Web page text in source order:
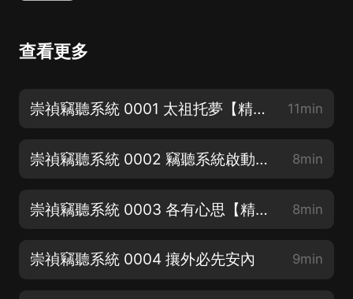
查看更多
崇禎竊聽系統 0001 太祖托夢【精品多播求訂閱】 11min
崇禎竊聽系統 0002 竊聽系統啟動【精品好書求點讚】 8min
崇禎竊聽系統 0003 各有心思【精品爆更求月票】 8min
崇禎竊聽系統 0004 攘外必先安內 9min